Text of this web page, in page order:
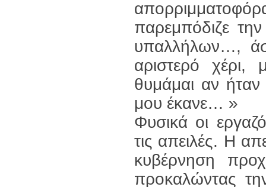
παρεμπόδιζε
υπαλλήλων…,
αριστερό
θυμάμαι αν
μου έκανε… »
Φυσικά οι
τις απειλές. Η
κυβέρνηση
προκαλώντας